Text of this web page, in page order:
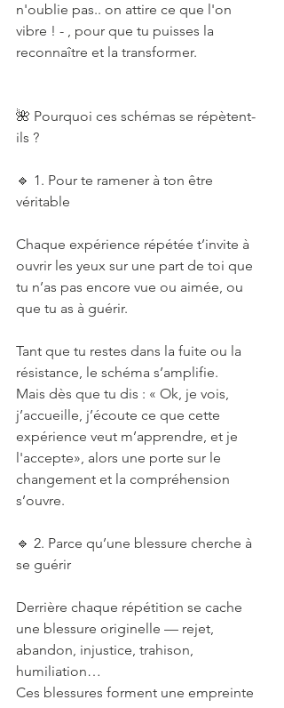
n'oublie pas.. on attire ce que l'on
vibre ! - , pour que tu puisses la
reconnaître et la transformer.
🌺 Pourquoi ces schémas se répètent-
ils ?
🔹 1. Pour te ramener à ton être
véritable
Chaque expérience répétée t’invite à
ouvrir les yeux sur une part de toi que
tu n’as pas encore vue ou aimée, ou
que tu as à guérir.
Tant que tu restes dans la fuite ou la
résistance, le schéma s’amplifie.
Mais dès que tu dis : « Ok, je vois,
j’accueille, j’écoute ce que cette
expérience veut m’apprendre, et je
l'accepte», alors une porte sur le
changement et la compréhension
s’ouvre.
🔹 2. Parce qu’une blessure cherche à
se guérir
Derrière chaque répétition se cache
une blessure originelle — rejet,
abandon, injustice, trahison,
humiliation…
Ces blessures forment une empreinte